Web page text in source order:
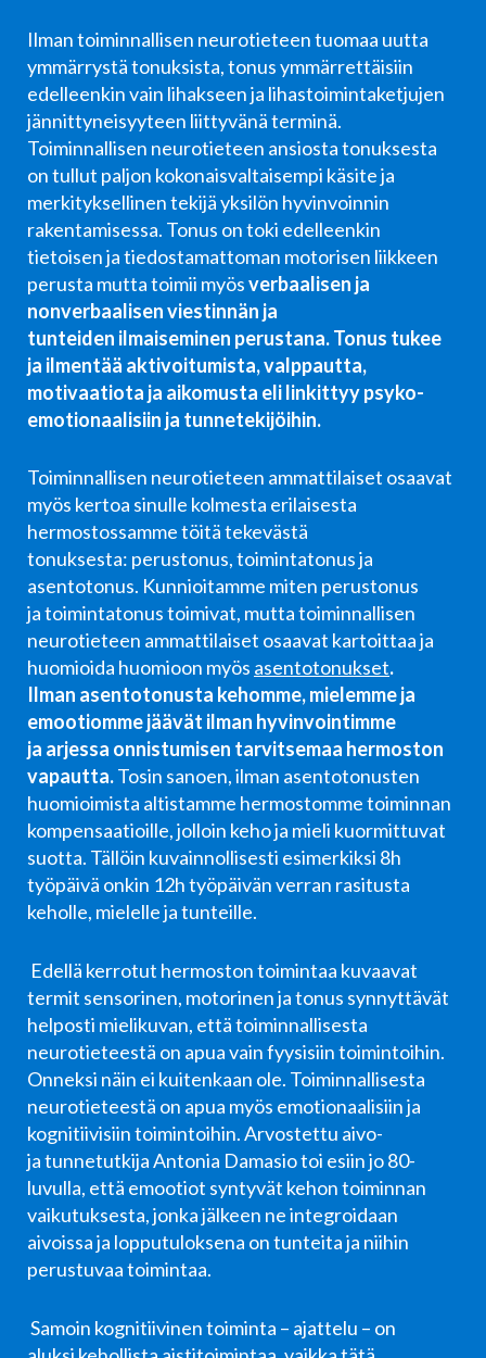
Ilman toiminnallisen neurotieteen tuomaa uutta
ymmärrystä tonuksista, tonus ymmärrettäisiin
edelleenkin vain lihakseen ja lihastoimintaketjujen
jännittyneisyyteen liittyvänä terminä.
Toiminnallisen neurotieteen ansiosta tonuksesta
on tullut paljon kokonaisvaltaisempi käsite ja
merkityksellinen tekijä yksilön hyvinvoinnin
rakentamisessa. Tonus on toki edelleenkin
tietoisenja tiedostamattoman motorisen liikkeen
perusta mutta toimii myösverbaalisen ja
nonverbaalisen viestinnän ja
tunteiden ilmaiseminen perustana.Tonus tukee
ja ilmentää aktivoitumista, valppautta,
motivaatiota ja aikomusta eli linkittyy psyko-
emotionaalisiin ja tunnetekijöihin.
Toiminnallisen neurotieteen ammattilaiset osaavat
myös kertoa sinulle kolmesta erilaisesta
hermostossamme töitä tekevästä
tonuksesta: perustonus, toimintatonus ja
asentotonus. Kunnioitamme miten perustonus
jatoimintatonus toimivat, mutta toiminnallisen
neurotieteen ammattilaiset osaavat kartoittaa ja
huomioida huomioon myös asentotonukset.
Ilman asentotonusta kehomme, mielemme ja
emootiomme jäävät ilman hyvinvointimme
ja arjessa onnistumisen tarvitsemaa hermoston
vapautta.Tosin sanoen, ilman asentotonusten
huomioimista altistamme hermostomme toiminnan
kompensaatioille,jolloin keho ja mieli kuormittuvat
suotta. Tällöin kuvainnollisesti esimerkiksi 8h
työpäivä onkin 12h työpäivän verran rasitusta
keholle, mielelle ja tunteille.
Edellä kerrotut hermoston toimintaa kuvaavat
termit sensorinen, motorinen ja tonus synnyttävät
helposti mielikuvan, ettätoiminnallisesta
neurotieteestä on apua vain fyysisiin toimintoihin.
Onneksi näin ei kuitenkaan ole. Toiminnallisesta
neurotieteestä on apua myös emotionaalisiin ja
kognitiivisiin toimintoihin. Arvostettu aivo-
jatunnetutkija Antonia Damasio toi esiin jo 80-
luvulla, että emootiot syntyvät kehon toiminnan
vaikutuksesta, jonka jälkeen ne integroidaan
aivoissa ja lopputuloksena on tunteita ja niihin
perustuvaa toimintaa.
Samoin kognitiivinen toiminta – ajattelu – on